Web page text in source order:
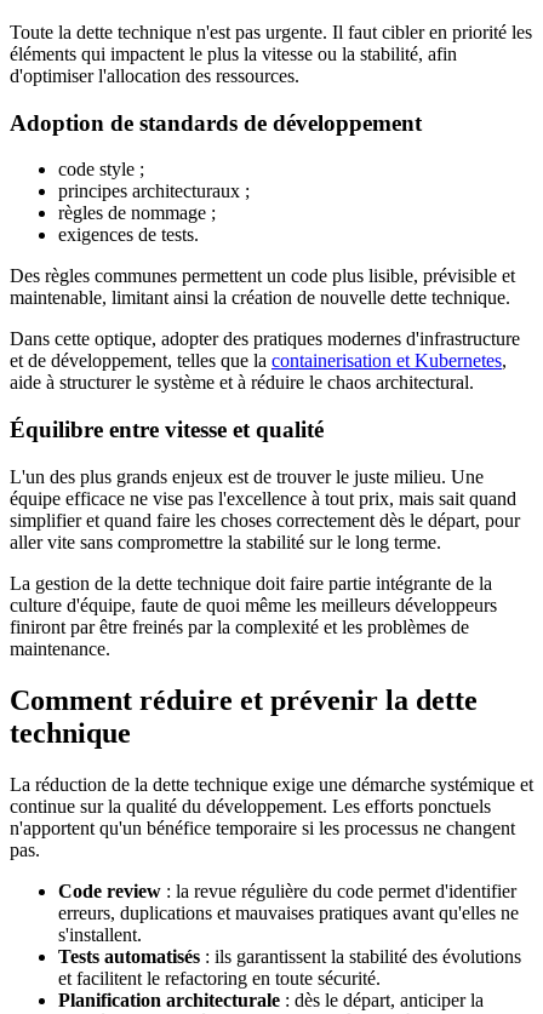
Toute la dette technique n'est pas urgente. Il faut cibler en priorité les
éléments qui impactent le plus la vitesse ou la stabilité, afin
d'optimiser l'allocation des ressources.
Adoption de standards de développement
code style ;
principes architecturaux ;
règles de nommage ;
exigences de tests.
Des règles communes permettent un code plus lisible, prévisible et
maintenable, limitant ainsi la création de nouvelle dette technique.
Dans cette optique, adopter des pratiques modernes d'infrastructure
et de développement, telles que la containerisation et Kubernetes,
aide à structurer le système et à réduire le chaos architectural.
Équilibre entre vitesse et qualité
L'un des plus grands enjeux est de trouver le juste milieu. Une
équipe efficace ne vise pas l'excellence à tout prix, mais sait quand
simplifier et quand faire les choses correctement dès le départ, pour
aller vite sans compromettre la stabilité sur le long terme.
La gestion de la dette technique doit faire partie intégrante de la
culture d'équipe, faute de quoi même les meilleurs développeurs
finiront par être freinés par la complexité et les problèmes de
maintenance.
Comment réduire et prévenir la dette
technique
La réduction de la dette technique exige une démarche systémique et
continue sur la qualité du développement. Les efforts ponctuels
n'apportent qu'un bénéfice temporaire si les processus ne changent
pas.
Code review : la revue régulière du code permet d'identifier
erreurs, duplications et mauvaises pratiques avant qu'elles ne
s'installent.
Tests automatisés : ils garantissent la stabilité des évolutions
et facilitent le refactoring en toute sécurité.
Planification architecturale : dès le départ, anticiper la